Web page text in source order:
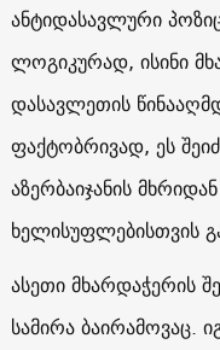
ანტიდასავლური
ლოგიკურად, ისინი
დასავლეთის
ფაქტობრივად, ეს
აზერბაიჯანის
ხელისუფლებისთვის
ასეთი მხარდაჭერის
სამირა ბაირამოვაც.